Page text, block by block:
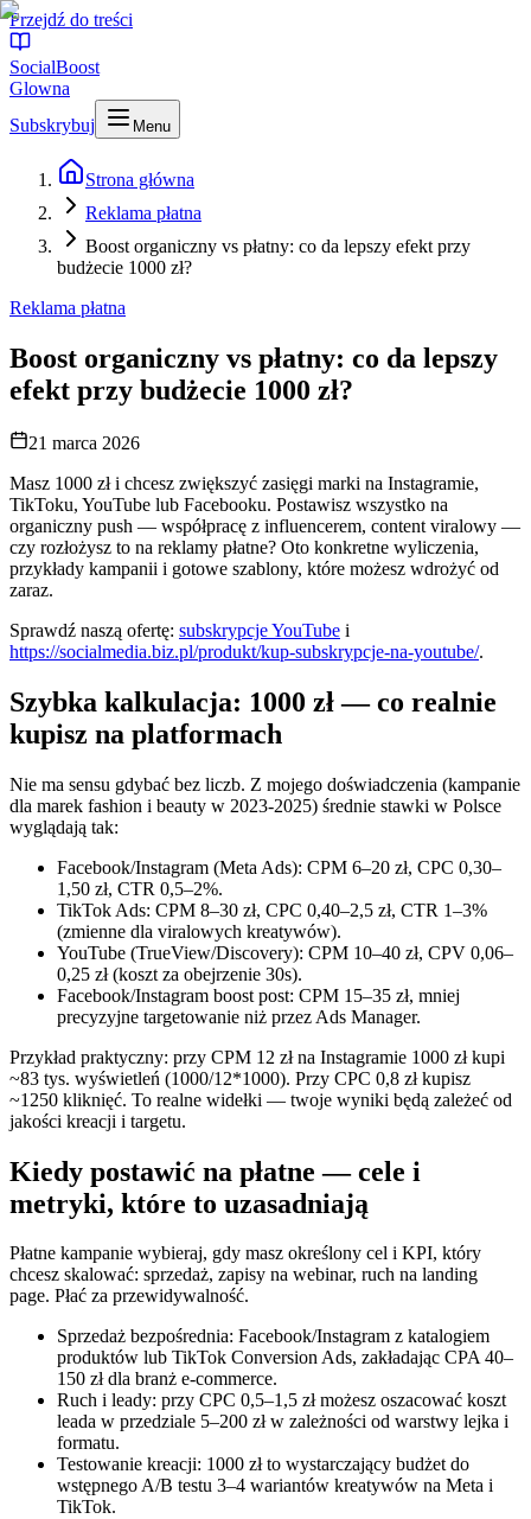
Przejdź do treści
SocialBoost
Glowna
Subskrybuj
Menu
Strona główna
Reklama płatna
Boost organiczny vs płatny: co da lepszy efekt przy
budżecie 1000 zł?
Reklama płatna
Boost organiczny vs płatny: co da lepszy
efekt przy budżecie 1000 zł?
21 marca 2026
Masz 1000 zł i chcesz zwiększyć zasięgi marki na Instagramie,
TikToku, YouTube lub Facebooku. Postawisz wszystko na
organiczny push — współpracę z influencerem, content viralowy —
czy rozłożysz to na reklamy płatne? Oto konkretne wyliczenia,
przykłady kampanii i gotowe szablony, które możesz wdrożyć od
zaraz.
Sprawdź naszą ofertę: subskrypcje YouTube i
https://socialmedia.biz.pl/produkt/kup-subskrypcje-na-youtube/.
Szybka kalkulacja: 1000 zł — co realnie
kupisz na platformach
Nie ma sensu gdybać bez liczb. Z mojego doświadczenia (kampanie
dla marek fashion i beauty w 2023-2025) średnie stawki w Polsce
wyglądają tak:
Facebook/Instagram (Meta Ads): CPM 6–20 zł, CPC 0,30–
1,50 zł, CTR 0,5–2%.
TikTok Ads: CPM 8–30 zł, CPC 0,40–2,5 zł, CTR 1–3%
(zmienne dla viralowych kreatywów).
YouTube (TrueView/Discovery): CPM 10–40 zł, CPV 0,06–
0,25 zł (koszt za obejrzenie 30s).
Facebook/Instagram boost post: CPM 15–35 zł, mniej
precyzyjne targetowanie niż przez Ads Manager.
Przykład praktyczny: przy CPM 12 zł na Instagramie 1000 zł kupi
~83 tys. wyświetleń (1000/12*1000). Przy CPC 0,8 zł kupisz
~1250 kliknięć. To realne widełki — twoje wyniki będą zależeć od
jakości kreacji i targetu.
Kiedy postawić na płatne — cele i
metryki, które to uzasadniają
Płatne kampanie wybieraj, gdy masz określony cel i KPI, który
chcesz skalować: sprzedaż, zapisy na webinar, ruch na landing
page. Płać za przewidywalność.
Sprzedaż bezpośrednia: Facebook/Instagram z katalogiem
produktów lub TikTok Conversion Ads, zakładając CPA 40–
150 zł dla branż e‑commerce.
Ruch i leady: przy CPC 0,5–1,5 zł możesz oszacować koszt
leada w przedziale 5–200 zł w zależności od warstwy lejka i
formatu.
Testowanie kreacji: 1000 zł to wystarczający budżet do
wstępnego A/B testu 3–4 wariantów kreatywów na Meta i
TikTok.